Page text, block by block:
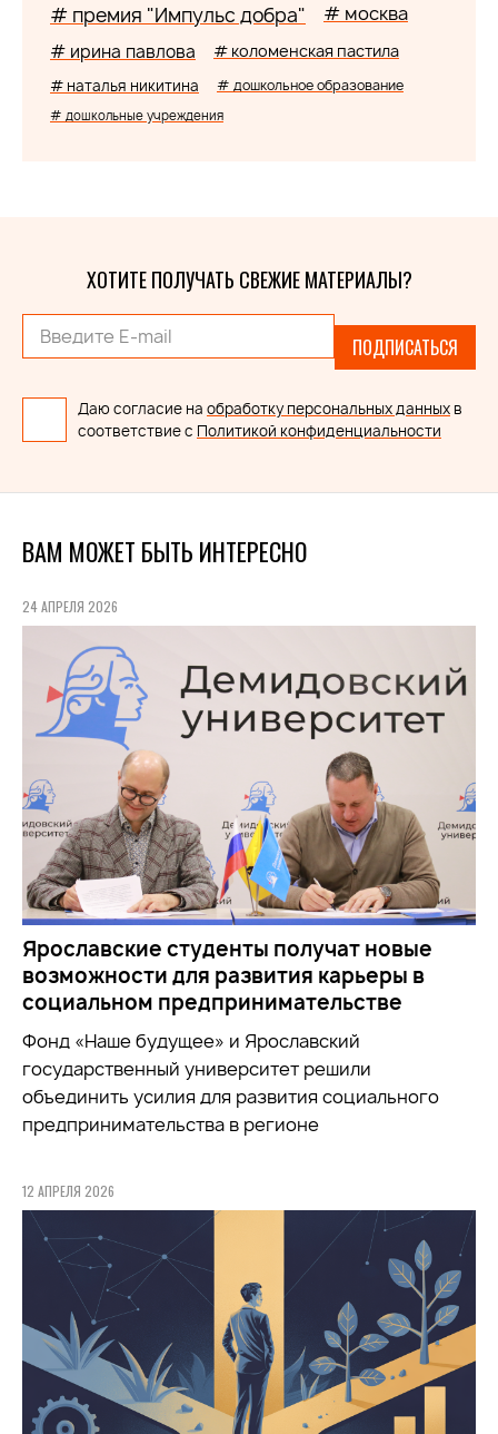
# премия "Импульс добра" # москва
# ирина павлова # коломенская пастила
# наталья никитина # дошкольное образование
# дошкольные учреждения
ХОТИТЕ ПОЛУЧАТЬ СВЕЖИЕ МАТЕРИАЛЫ?
ПОДПИСАТЬСЯ
Даю согласие на обработку персональных данных в
соответствие с Политикой конфиденциальности
ВАМ МОЖЕТ БЫТЬ ИНТЕРЕСНО
24 АПРЕЛЯ 2026
Ярославские студенты получат новые
возможности для развития карьеры в
социальном предпринимательстве
Фонд «Наше будущее» и Ярославский
государственный университет решили
объединить усилия для развития социального
предпринимательства в регионе
12 АПРЕЛЯ 2026